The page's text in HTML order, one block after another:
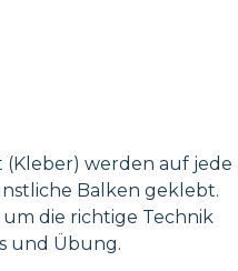
werden auf jede
Balken geklebt.
die richtige Technik
und Übung.